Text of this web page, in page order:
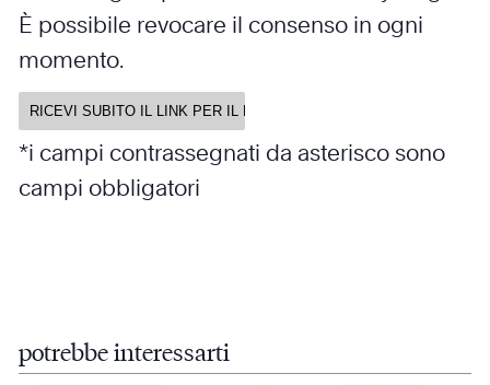
È possibile revocare il consenso in ogni
momento.
*i campi contrassegnati da asterisco sono
campi obbligatori
potrebbe interessarti